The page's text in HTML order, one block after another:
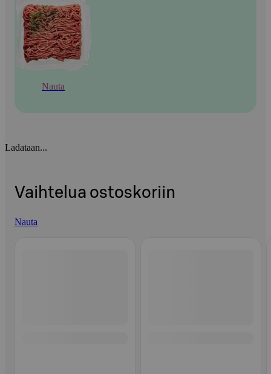
Nauta
Ladataan...
Vaihtelua ostoskoriin
Nauta